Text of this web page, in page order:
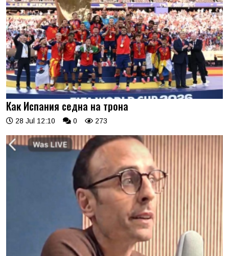
Как Испания седна на трона
28 Jul 12:10 0 273